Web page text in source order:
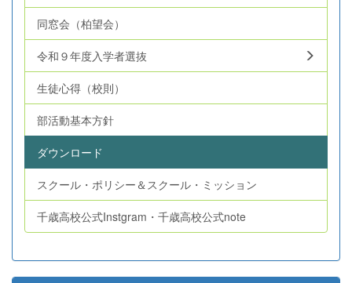
同窓会（柏望会）
令和９年度入学者選抜
生徒心得（校則）
部活動基本方針
ダウンロード
スクール・ポリシー＆スクール・ミッション
千歳高校公式Instgram・千歳高校公式note